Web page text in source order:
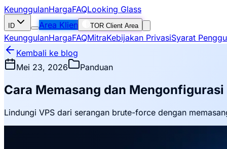
KeunggulanHargaFAQLooking Glass
ID Area Klien TOR Client Area
KeunggulanHargaFAQMitraKebijakan PrivasiSyarat
Kembali ke blog
Mei 23, 2026
Panduan
Cara Memasang dan
Lindungi VPS dari serangan brute-force dengan